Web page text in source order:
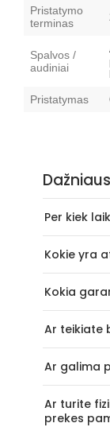
Pristatymo
terminas
Spalvos /
audiniai
Pristatymas
Per kiek
Kokie yra
Kokia
Ar teikiate
Ar galima
Ar turite
prekes